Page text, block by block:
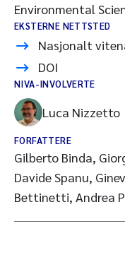
Environmental
EKSTERNE NETTSTED
Nasjonalt
DOI
NIVA-INVOLVERTE
Luca Nizzetto
FORFATTERE
Gilberto Binda,
Davide Spanu,
Bettinetti, Andrea